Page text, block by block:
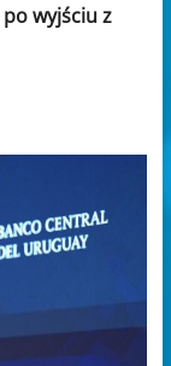
wyjściu z